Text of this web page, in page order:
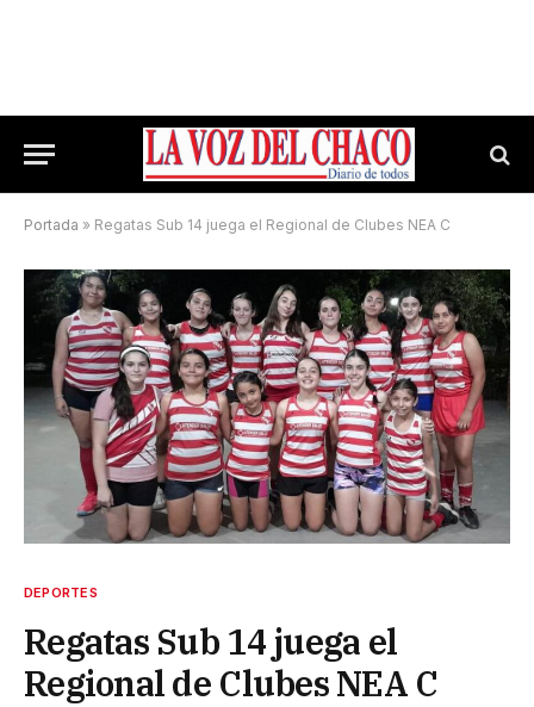
Portada » Regatas Sub 14 juega el Regional de Clubes NEA C
DEPORTES
Regatas Sub 14 juega el
Regional de Clubes NEA C